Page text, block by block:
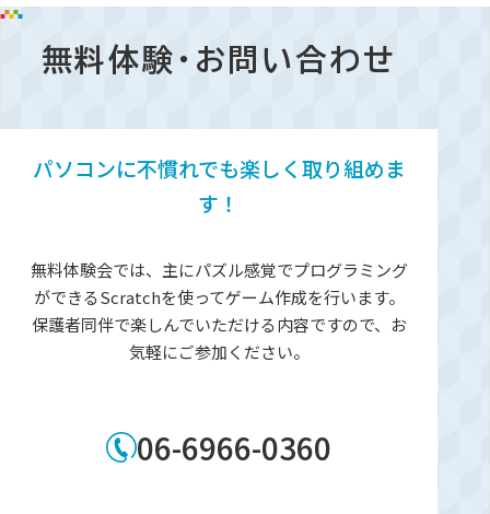
ブ
無料体験・お問い合わせ
パソコンに不慣れでも楽しく取り組めま
す！
無料体験会では、主にパズル感覚でプログラミング
ができるScratchを使ってゲーム作成を行います。
保護者同伴で楽しんでいただける内容ですので、お
気軽にご参加ください。
06-6966-0360